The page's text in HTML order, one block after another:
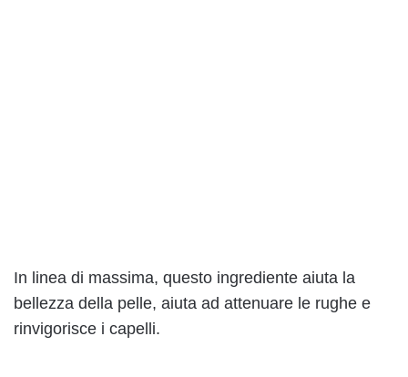
In linea di massima, questo ingrediente aiuta la
bellezza della pelle, aiuta ad attenuare le rughe e
rinvigorisce i capelli.